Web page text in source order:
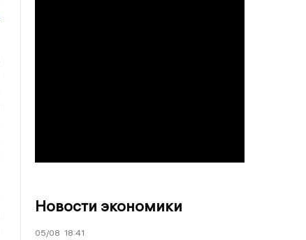
Новости экономики
05/08 18:41